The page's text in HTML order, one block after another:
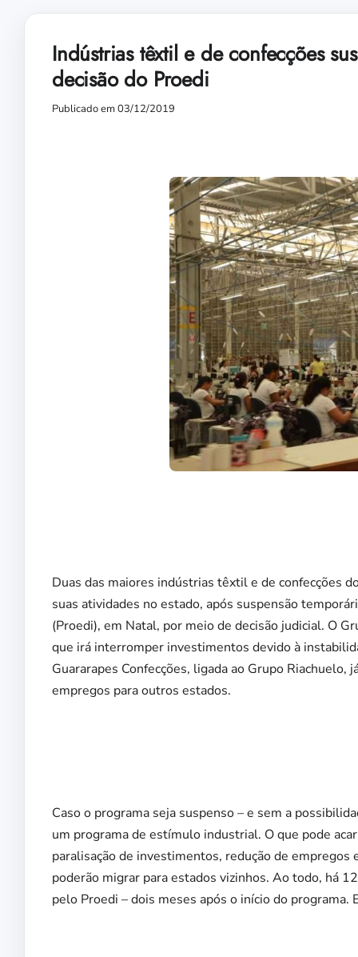
Indústrias têxtil e de confecções
decisão do Proedi
Publicado em 03/12/2019
Duas das maiores indústrias têxtil e de confecções
suas atividades no estado, após suspensão
(Proedi), em Natal, por meio de decisão judicial. O
que irá interromper investimentos devido à
Guararapes Confecções, ligada ao Grupo
empregos para outros estados.
Caso o programa seja suspenso – e sem a
um programa de estímulo industrial. O que pode
paralisação de investimentos, redução de
poderão migrar para estados vizinhos. Ao todo, há
pelo Proedi – dois meses após o início do